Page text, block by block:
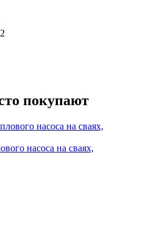
покупают
насоса на сваях,